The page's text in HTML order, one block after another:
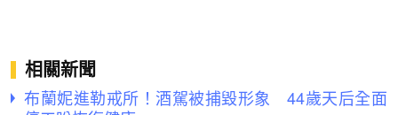
相關新聞
布蘭妮進勒戒所！酒駕被捕毀形象 44歲天后全面